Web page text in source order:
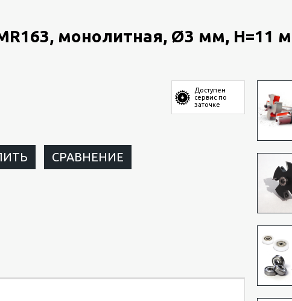
монолитная, Ø3 мм, H=11
СРАВНЕНИЕ
Доступен
сервис по
заточке